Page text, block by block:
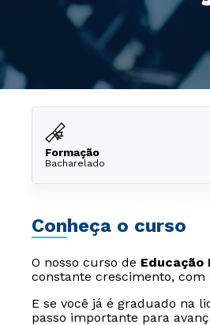
Formação
Bacharelado
Conheça o curso
O nosso curso de Educação
constante crescimento, com
E se você já é graduado na
passo importante para